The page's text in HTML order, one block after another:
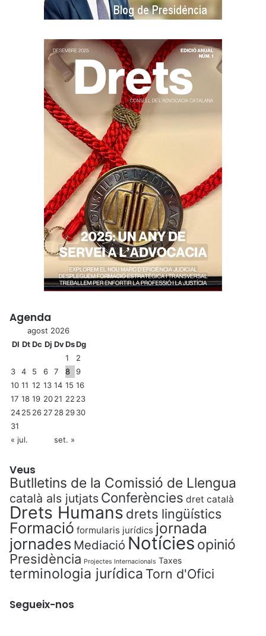
Agenda
agost 2026
Dl DtDc Dj DvDsDg
1
2
3
4 5 6 7 8
9
10 11 12 13 14 15 16
17 18 19 2021 22 23
2425 26 27 28 2930
31
« jul.
set. »
Veus
Butlletins de la Comissió de Llengua
català als jutjats Conferències dret català
Drets Humans drets lingüístics
Formació formularis jurídics jornada
jornades Mediació Notícies opinió
Presidència Projectes Internacionals Taxes
terminologia jurídica Torn d'Ofici
Segueix-nos